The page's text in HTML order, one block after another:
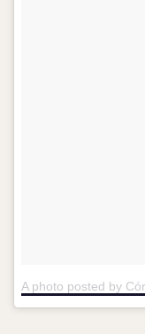
A photo posted by